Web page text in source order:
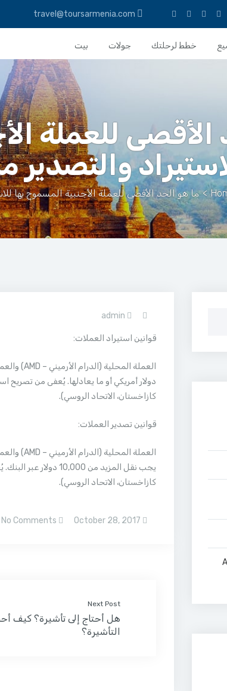
بيت جولات خطط لرحلتك
للعملة
والتصدير
> ما هو الحد الأقصى للعملة الأجنبية المسموح بها
admin
قوانين استيراد العملات:
دولار أمريكي أو ما يعادلها. يُعفى من تصريح
كازاخستان، الاتحاد الروسي).
قوانين تصدير العملات:
يجب نقل المزيد من
كازاخستان، الاتحاد الروسي).
October 28, 2017
Next Post
هل أحتاج إلى تأشيرة؟ كيف
التأشيرة؟